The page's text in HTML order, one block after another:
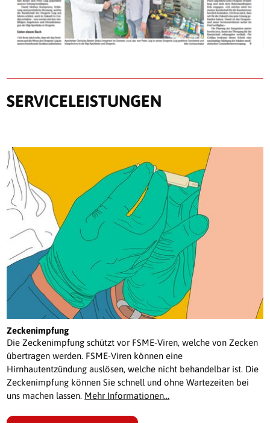
SERVICELEISTUNGEN
Zeckenimpfung
Die Zeckenimpfung schützt vor FSME-Viren, welche von Zecken
übertragen werden. FSME-Viren können eine
Hirnhautentzündung auslösen, welche nicht behandelbar ist. Die
Zeckenimpfung können Sie schnell und ohne Wartezeiten bei
uns machen lassen. Mehr Informationen…